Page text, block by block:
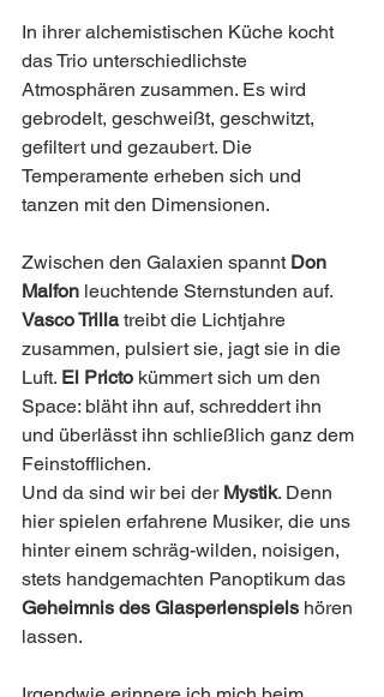
In ihrer alchemistischen Küche kocht
das Trio unterschiedlichste
Atmosphären zusammen. Es wird
gebrodelt, geschweißt, geschwitzt,
gefiltert und gezaubert. Die
Temperamente erheben sich und
tanzen mit den Dimensionen.
Zwischen den Galaxien spannt Don
Malfon leuchtende Sternstunden auf.
Vasco Trilla treibt die Lichtjahre
zusammen, pulsiert sie, jagt sie in die
Luft. El Pricto kümmert sich um den
Space: bläht ihn auf, schreddert ihn
und überlässt ihn schließlich ganz dem
Feinstofflichen.
Und da sind wir bei der Mystik. Denn
hier spielen erfahrene Musiker, die uns
hinter einem schräg-wilden, noisigen,
stets handgemachten Panoptikum das
Geheimnis des Glasperlenspiels hören
lassen.